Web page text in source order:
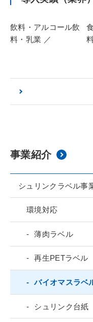
飲料・アルコール飲
料・乳業
事業紹介
シュリンクラベル事
環境対応
薄肉ラベル
再生PETラベル
バイオマスラベ
シュリンク台紙